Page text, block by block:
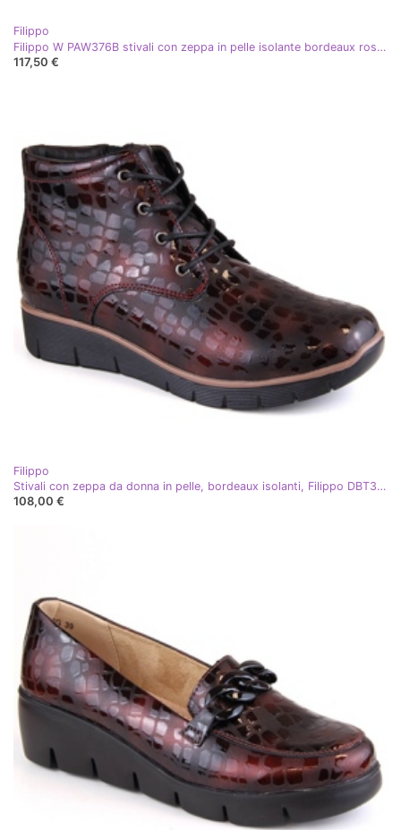
Filippo
Filippo W PAW376B stivali con zeppa in pelle isolante bordeaux rosso
117,50 €
Filippo
Stivali con zeppa da donna in pelle, bordeaux isolanti, Filippo DBT3169 rosso
108,00 €